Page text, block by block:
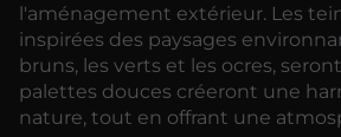
l'aménagement extérieur. Les
inspirées des paysages
bruns, les verts et les ocres,
palettes douces créeront une
nature, tout en offrant une